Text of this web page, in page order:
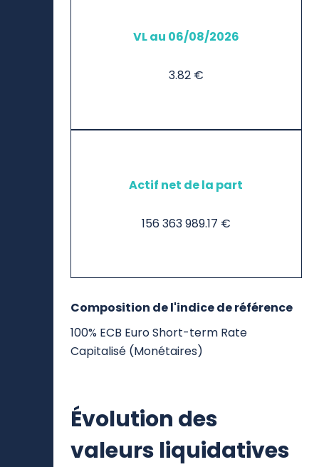
VL au 06/08/2026
3.82 €
Actif net de la part
156 363 989.17 €
Composition de l'indice de référence
100% ECB Euro Short-term Rate
Capitalisé (Monétaires)
Évolution des
valeurs liquidatives